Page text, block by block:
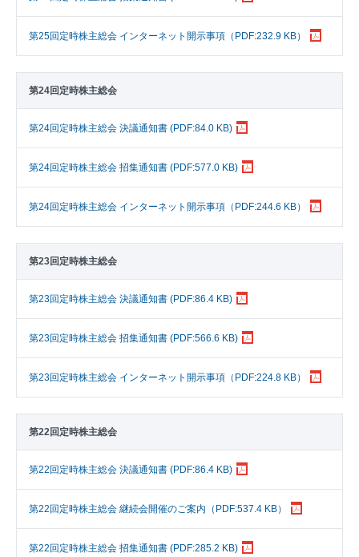
第25回定時株主総会 インターネット開示事項（PDF:232.9 KB）
第24回定時株主総会
第24回定時株主総会 決議通知書 (PDF:84.0 KB)
第24回定時株主総会 招集通知書 (PDF:577.0 KB)
第24回定時株主総会 インターネット開示事項（PDF:244.6 KB）
第23回定時株主総会
第23回定時株主総会 決議通知書 (PDF:86.4 KB)
第23回定時株主総会 招集通知書 (PDF:566.6 KB)
第23回定時株主総会 インターネット開示事項（PDF:224.8 KB）
第22回定時株主総会
第22回定時株主総会 決議通知書 (PDF:86.4 KB)
第22回定時株主総会 継続会開催のご案内（PDF:537.4 KB）
第22回定時株主総会 招集通知書 (PDF:285.2 KB)